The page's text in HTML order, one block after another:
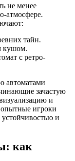
не менее
атмосфере.
тайн.
кушом.
с ретро-
автоматами
зачастую
и
игроки
и
как